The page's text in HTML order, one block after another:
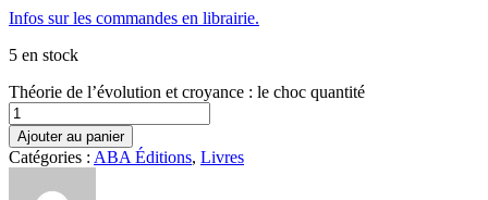
Infos sur les commandes en librairie.
5 en stock
Théorie de l’évolution et croyance : le choc quantité
Ajouter au panier
Catégories : ABA Éditions, Livres